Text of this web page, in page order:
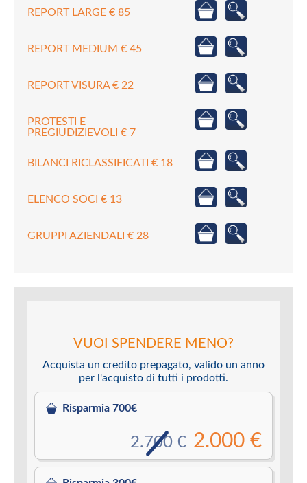
REPORT LARGE € 85
REPORT MEDIUM € 45
REPORT VISURA € 22
PROTESTI E
PREGIUDIZIEVOLI € 7
BILANCI RICLASSIFICATI € 18
ELENCO SOCI € 13
GRUPPI AZIENDALI € 28
VUOI SPENDERE MENO?
Acquista un credito prepagato, valido un anno
per l'acquisto di tutti i prodotti.
Risparmia 700€
2.000 €
2.700 €